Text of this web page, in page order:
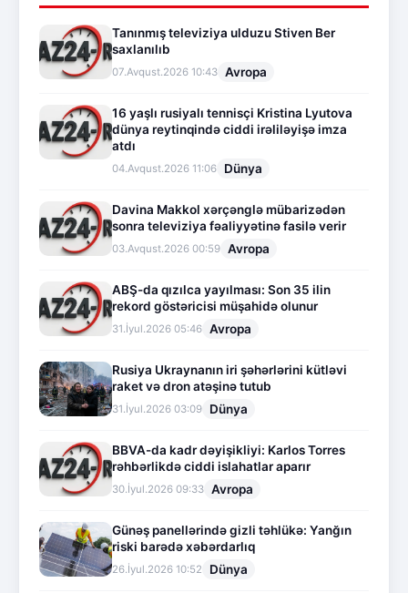
Tanınmış televiziya ulduzu Stiven Ber
saxlanılıb
07.Avqust.2026 10:43 Avropa
16 yaşlı rusiyalı tennisçi Kristina Lyutova
dünya reytinqində ciddi irəliləyişə imza
atdı
04.Avqust.2026 11:06 Dünya
Davina Makkol xərçənglə mübarizədən
sonra televiziya fəaliyyətinə fasilə verir
03.Avqust.2026 00:59 Avropa
ABŞ-da qızılca yayılması: Son 35 ilin
rekord göstəricisi müşahidə olunur
31.İyul.2026 05:46 Avropa
Rusiya Ukraynanın iri şəhərlərini kütləvi
raket və dron atəşinə tutub
31.İyul.2026 03:09 Dünya
BBVA-da kadr dəyişikliyi: Karlos Torres
rəhbərlikdə ciddi islahatlar aparır
30.İyul.2026 09:33 Avropa
Günəş panellərində gizli təhlükə: Yanğın
riski barədə xəbərdarlıq
26.İyul.2026 10:52 Dünya